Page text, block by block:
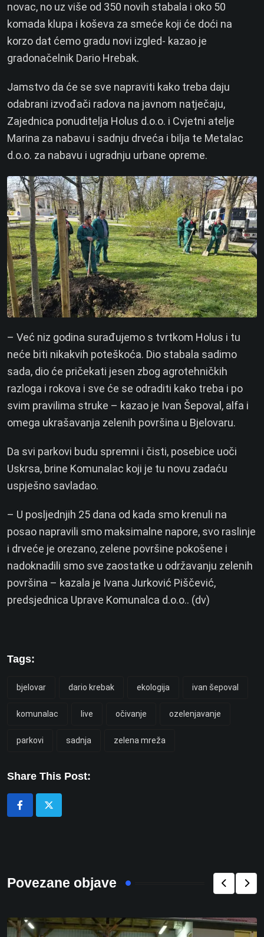
novac, no uz više od 350 novih stabala i oko 50
komada klupa i koševa za smeće koji će doći na
korzo dat ćemo gradu novi izgled- kazao je
gradonačelnik Dario Hrebak.
Jamstvo da će se sve napraviti kako treba daju
odabrani izvođači radova na javnom natječaju,
Zajednica ponuditelja Holus d.o.o. i Cvjetni atelje
Marina za nabavu i sadnju drveća i bilja te Metalac
d.o.o. za nabavu i ugradnju urbane opreme.
– Već niz godina surađujemo s tvrtkom Holus i tu
neće biti nikakvih poteškoća. Dio stabala sadimo
sada, dio će pričekati jesen zbog agrotehničkih
razloga i rokova i sve će se odraditi kako treba i po
svim pravilima struke – kazao je Ivan Šepoval, alfa i
omega ukrašavanja zelenih površina u Bjelovaru.
Da svi parkovi budu spremni i čisti, posebice uoči
Uskrsa, brine Komunalac koji je tu novu zadaću
uspješno savladao.
– U posljednjih 25 dana od kada smo krenuli na
posao napravili smo maksimalne napore, svo raslinje
i drveće je orezano, zelene površine pokošene i
nadoknadili smo sve zaostatke u održavanju zelenih
površina – kazala je Ivana Jurković Piščević,
predsjednica Uprave Komunalca d.o.o.. (dv)
Tags:
bjelovar dario krebak ekologija ivan šepoval
komunalac live očivanje ozelenjavanje
parkovi sadnja zelena mreža
Share This Post:
Povezane objave